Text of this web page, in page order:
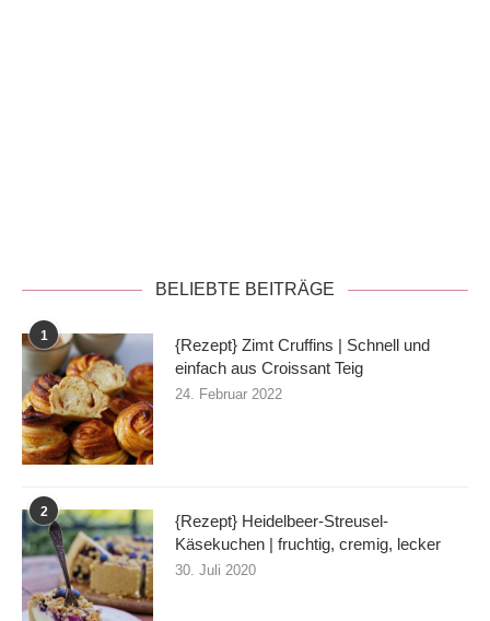
BELIEBTE BEITRÄGE
1
{Rezept} Zimt Cruffins | Schnell und
einfach aus Croissant Teig
24. Februar 2022
2
{Rezept} Heidelbeer-Streusel-
Käsekuchen | fruchtig, cremig, lecker
30. Juli 2020